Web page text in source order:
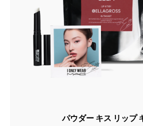
パウダー キス リップ